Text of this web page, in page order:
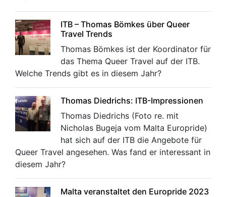
ITB – Thomas Bömkes über Queer
Travel Trends
Thomas Bömkes ist der Koordinator für
das Thema Queer Travel auf der ITB.
Welche Trends gibt es in diesem Jahr?
Thomas Diedrichs: ITB-Impressionen
Thomas Diedrichs (Foto re. mit
Nicholas Bugeja vom Malta Europride)
hat sich auf der ITB die Angebote für
Queer Travel angesehen. Was fand er interessant in
diesem Jahr?
Malta veranstaltet den Europride 2023